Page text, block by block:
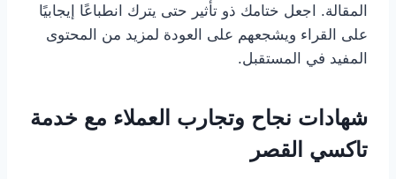
المقالة. اجعل ختامك ذو تأثير حتى يترك انطباعًا إيجابيًا
على القراء ويشجعهم على العودة لمزيد من المحتوى
المفيد في المستقبل.
شهادات نجاح وتجارب العملاء مع خدمة
تاكسي القصر